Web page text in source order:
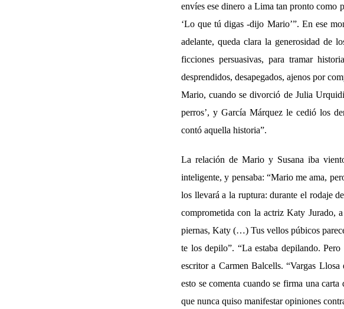
envíes ese dinero a Lima tan pronto como
‘Lo que tú digas -dijo Mario’”. En ese
adelante, queda clara la generosidad de
ficciones persuasivas, para tramar
desprendidos, desapegados, ajenos por
Mario, cuando se divorció de Julia
perros’, y García Márquez le cedió los
contó aquella historia”.
La relación de Mario y Susana iba
inteligente, y pensaba: “Mario me ama,
los llevará a la ruptura: durante el rodaje
comprometida con la actriz Katy Jurado,
piernas, Katy (…) Tus vellos púbicos
te los depilo”. “La estaba depilando.
escritor a Carmen Balcells. “Vargas
esto se comenta cuando se firma una
que nunca quiso manifestar opiniones